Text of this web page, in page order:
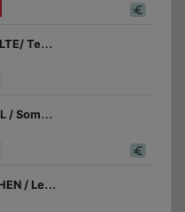
Werlte!
Upcycling
in der Bücherei